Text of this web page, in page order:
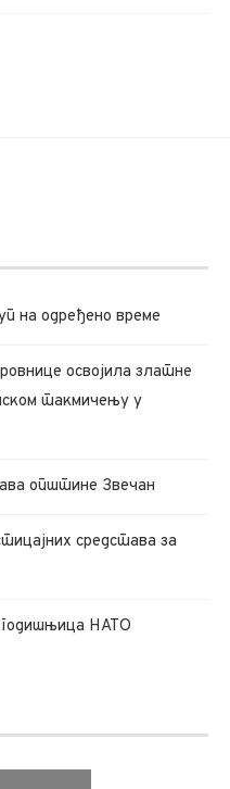
на одређено време
освојила златне
такмичењу у
општине Звечан
средстава за
НАТО